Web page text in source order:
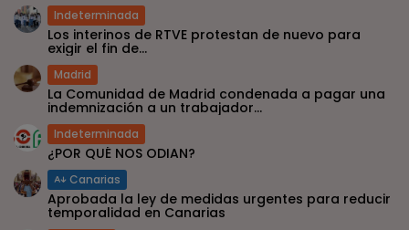
Indeterminada
Los interinos de RTVE protestan de nuevo para
exigir el fin de...
Madrid
La Comunidad de Madrid condenada a pagar una
indemnización a un trabajador...
Indeterminada
¿POR QUÉ NOS ODIAN?
Canarias
Aprobada la ley de medidas urgentes para reducir
temporalidad en Canarias